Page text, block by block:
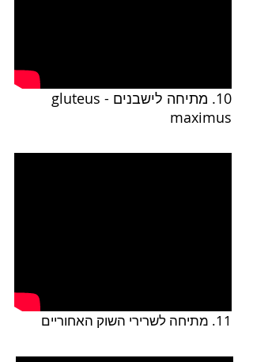
10. מתיחה לישבנים - gluteus
maximus
11. מתיחה לשרירי השוק האחוריים